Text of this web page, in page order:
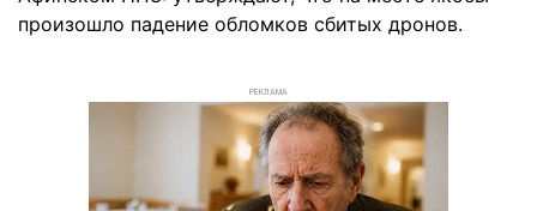
произошло падение обломков сбитых дронов.
РЕКЛАМА